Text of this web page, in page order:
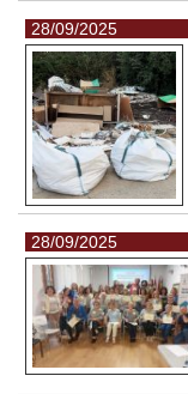
28/09/2025
28/09/2025